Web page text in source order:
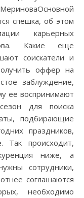
спешка, об этом
карьерных
Какие еще
соискатели и
оффер на
заблуждение,
ее воспринимают
для поиска
подбирающие
праздников,
Так происходит,
ниже, а
сотрудники,
соглашаются
необходимо